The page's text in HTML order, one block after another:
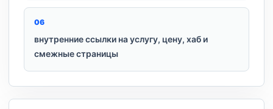
06
внутренние ссылки на услугу, цену, хаб и
смежные страницы